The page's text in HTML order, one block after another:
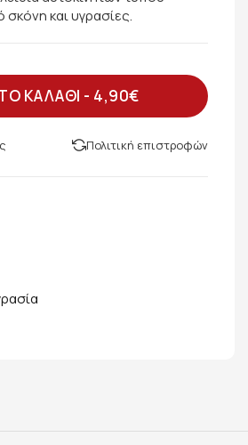
και υγρασίες.
ΚΑΛΑΘΙ - 4,90€
Πολιτική επιστροφών